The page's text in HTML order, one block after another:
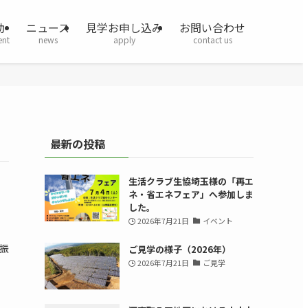
ニュース
news
見学お申し込み
apply
お問い合わせ
contact us
最新の投稿
生活クラブ生協埼玉様の「再エ
ネ・省エネフェア」へ参加しま
した。
2026年7月21日 イベント
ご見学の様子（2026年）
2026年7月21日 ご見学